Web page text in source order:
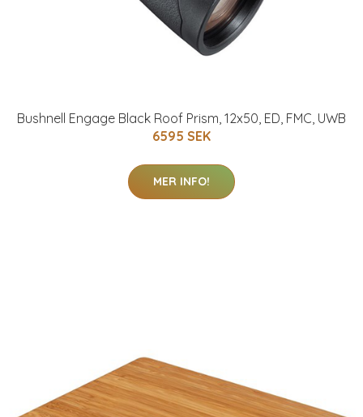
Bushnell Engage Black Roof Prism, 12x50, ED, FMC, UWB
6595 SEK
MER INFO!